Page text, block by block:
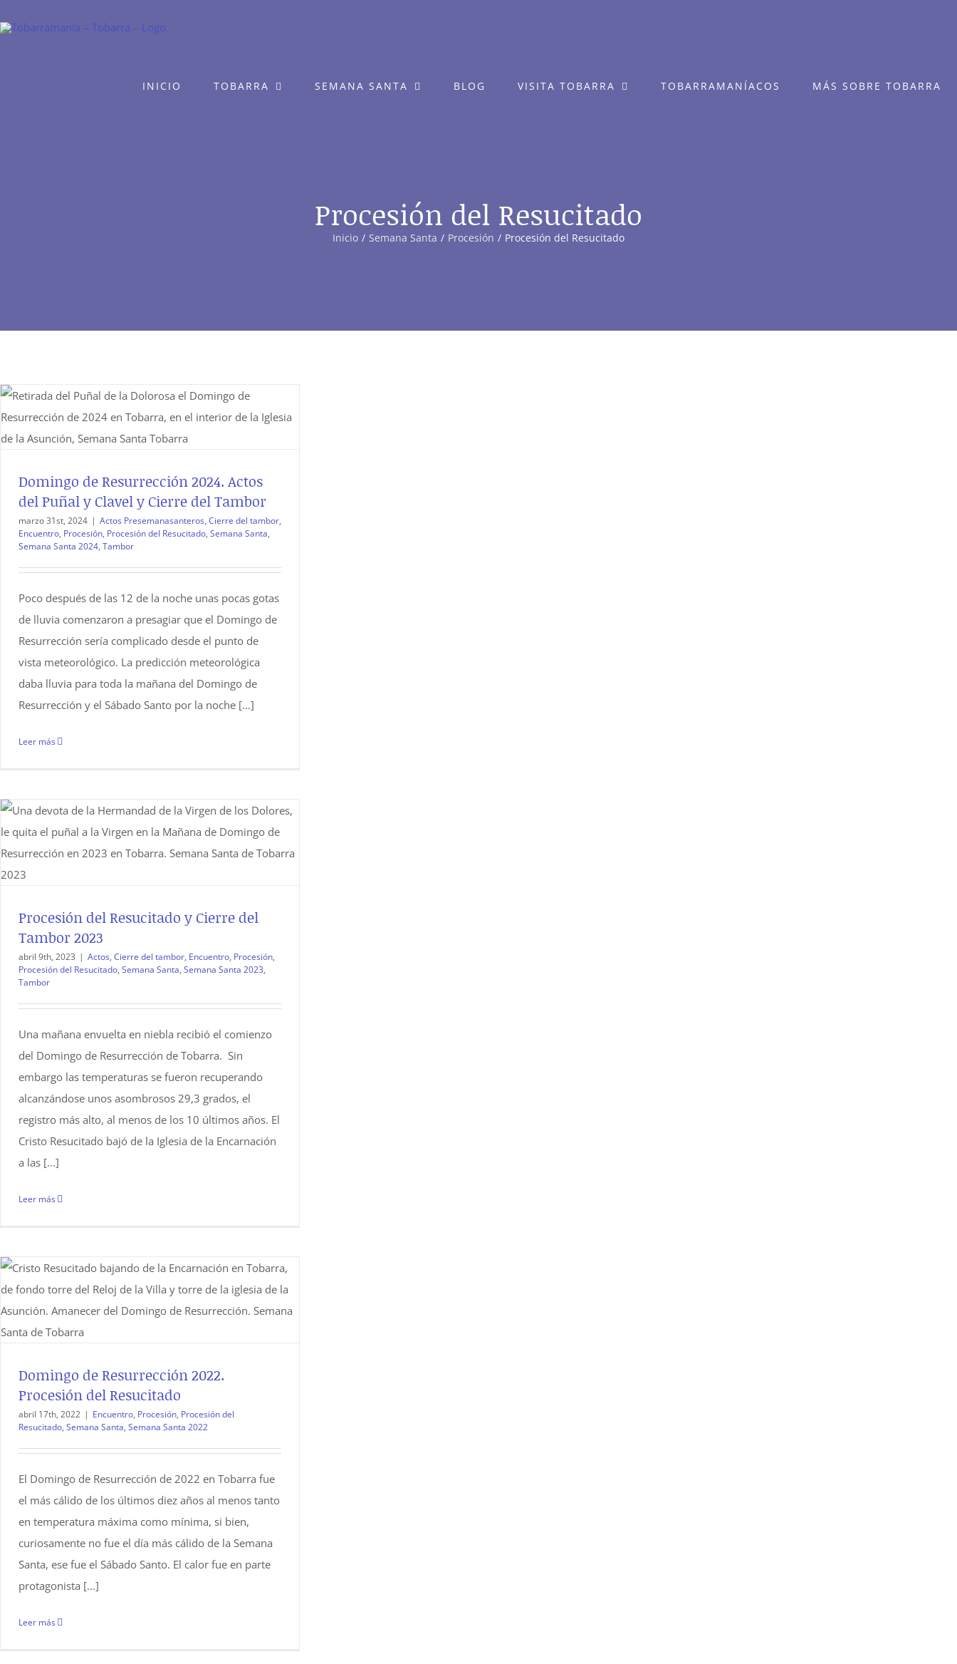
al
INICIO TOBARRA SEMANA SANTA BLOG VISITA TOBARRA TOBARRAMANÍACOS MÁS SOBRE TOBARRA
Procesión del Resucitado
Inicio Semana Santa Procesión Procesión del Resucitado
Domingo de Resurrección 2024. Actos
del Puñal y Clavel y Cierre del Tambor
marzo 31st, 2024 | Actos Presemanasanteros, Cierre del tambor,
Encuentro, Procesión, Procesión del Resucitado, Semana Santa,
Semana Santa 2024, Tambor
Poco después de las 12 de la noche unas pocas gotas
de lluvia comenzaron a presagiar que el Domingo de
Resurrección sería complicado desde el punto de
vista meteorológico. La predicción meteorológica
daba lluvia para toda la mañana del Domingo de
Resurrección y el Sábado Santo por la noche [...]
Leer más
Procesión del Resucitado y Cierre del
Tambor 2023
abril 9th, 2023 | Actos, Cierre del tambor, Encuentro, Procesión,
Procesión del Resucitado, Semana Santa, Semana Santa 2023,
Tambor
Una mañana envuelta en niebla recibió el comienzo
del Domingo de Resurrección de Tobarra. Sin
embargo las temperaturas se fueron recuperando
alcanzándose unos asombrosos 29,3 grados, el
registro más alto, al menos de los 10 últimos años. El
Cristo Resucitado bajó de la Iglesia de la Encarnación
a las [...]
Leer más
Domingo de Resurrección 2022.
Procesión del Resucitado
abril 17th, 2022 | Encuentro, Procesión, Procesión del
Resucitado, Semana Santa, Semana Santa 2022
El Domingo de Resurrección de 2022 en Tobarra fue
el más cálido de los últimos diez años al menos tanto
en temperatura máxima como mínima, si bien,
curiosamente no fue el día más cálido de la Semana
Santa, ese fue el Sábado Santo. El calor fue en parte
protagonista [...]
Leer más